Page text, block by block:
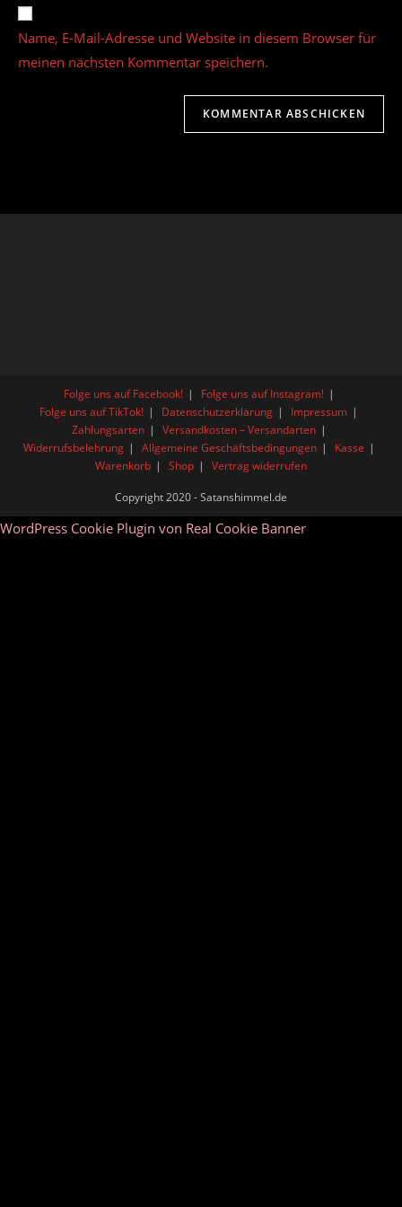
ein
zum
Kommentieren
ein
URL
ein
(optional)
Name, E-Mail-Adresse und Website in diesem Browser für
meinen nächsten Kommentar speichern.
Folge uns auf Facebook!
Folge uns auf Instagram!
Folge uns auf TikTok!
Datenschutzerklärung
Impressum
Zahlungsarten
Versandkosten – Versandarten
Widerrufsbelehrung
Allgemeine Geschäftsbedingungen
Kasse
Warenkorb
Shop Vertrag widerrufen
Copyright 2020 - Satanshimmel.de
WordPress Cookie Plugin von Real Cookie Banner